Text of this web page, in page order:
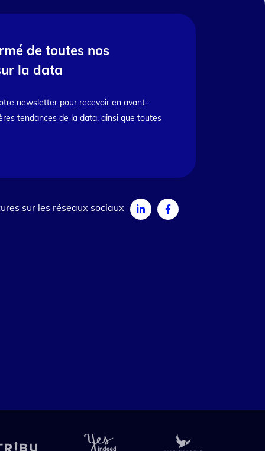
de toutes nos
la data
newsletter pour recevoir en avant-
tendances de la data, ainsi que toutes
sur les réseaux sociaux